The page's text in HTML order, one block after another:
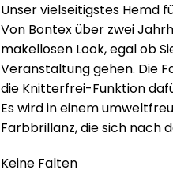
Unser vielseitigstes Hemd
Von Bontex über zwei
makellosen Look, egal ob
Veranstaltung gehen. Die
die Knitterfrei-Funktion
Es wird in einem
Farbbrillanz, die sich nach
Keine Falten